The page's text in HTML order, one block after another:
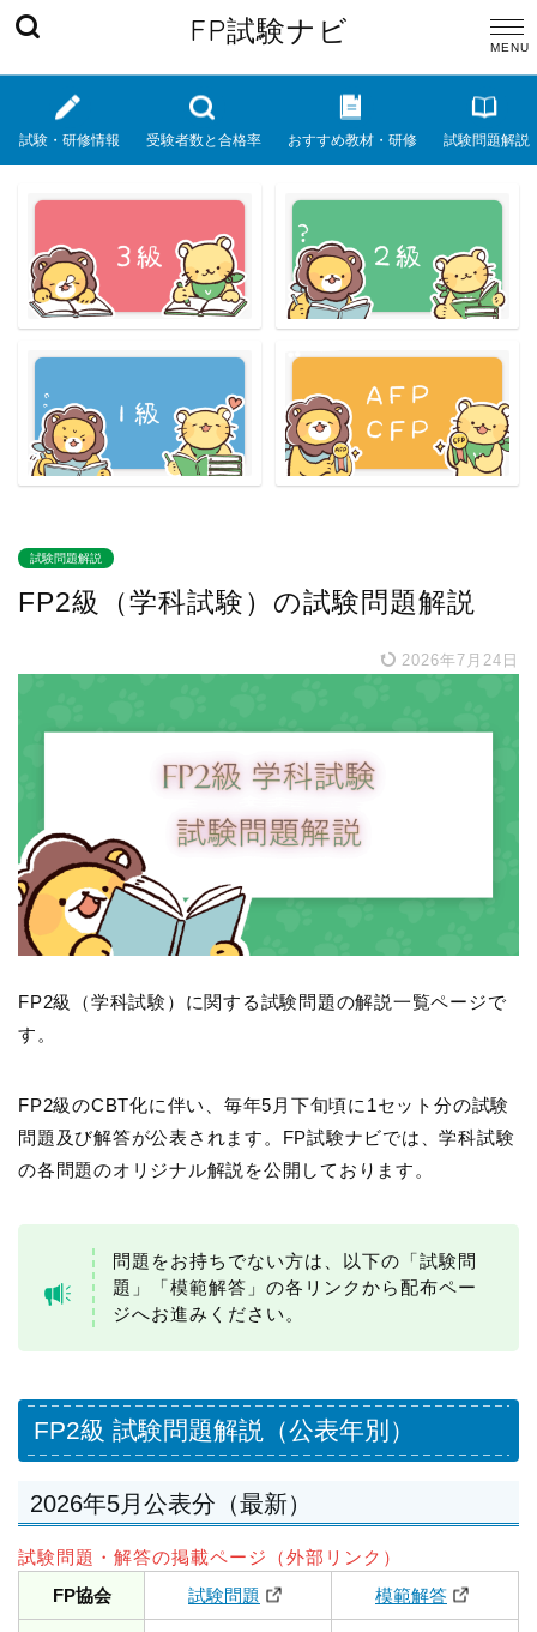
FP試験ナビ
試験・研修情報 受験者数と合格率 おすすめ教材・研修 試験問題解説
試験問題解説
FP2級（学科試験）の試験問題解説
2026年7月24日
FP2級（学科試験）に関する試験問題の解説一覧ページで
す。
FP2級のCBT化に伴い、毎年5月下旬頃に1セット分の試験
問題及び解答が公表されます。FP試験ナビでは、学科試験
の各問題のオリジナル解説を公開しております。
問題をお持ちでない方は、以下の「試験問
題」「模範解答」の各リンクから配布ペー
ジへお進みください。
FP2級 試験問題解説（公表年別）
2026年5月公表分（最新）
試験問題・解答の掲載ページ（外部リンク）
FP協会
試験問題 模範解答